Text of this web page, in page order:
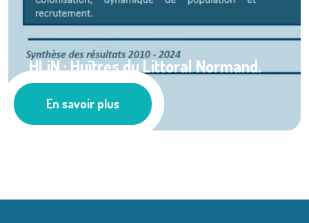
HLiN : Huîtres du Littoral Normand.
Bilan ...
En savoir plus